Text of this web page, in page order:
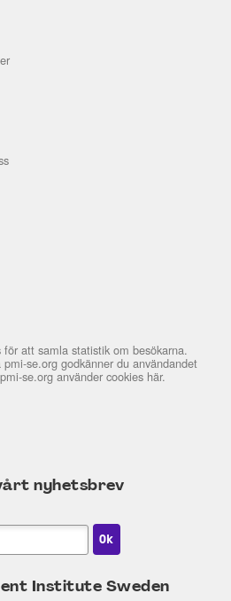
att samla statistik om besökarna.
se.org godkänner du användandet
se.org använder cookies här.
nyhetsbrev
Institute Sweden